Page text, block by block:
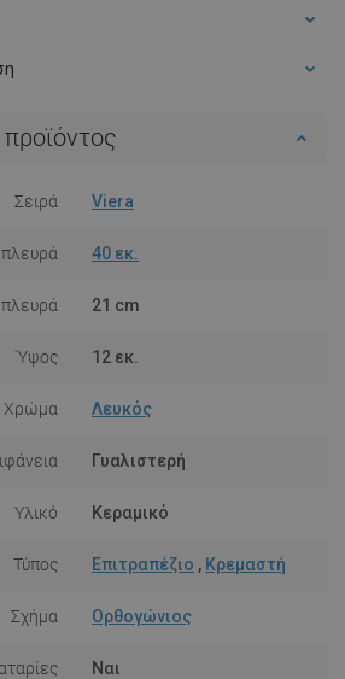
Σειρά Viera
40 εκ.
21 cm
Ύψος 12 εκ.
Χρώμα Λευκός
Γυαλιστερή
Υλικό Κεραμικό
Τύπος Επιτραπέζιο , Κρεμαστή
Σχήμα Ορθογώνιος
Ναι